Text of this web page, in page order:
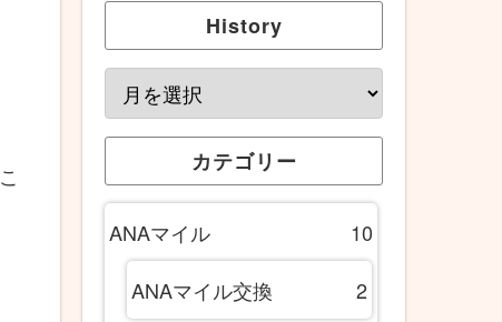
こ
History
カテゴリー
ANAマイル
10
ANAマイル交換
2